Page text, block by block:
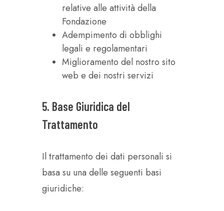
relative alle attività della
Fondazione
Adempimento di obblighi
legali e regolamentari
Miglioramento del nostro sito
web e dei nostri servizi
5. Base Giuridica del
Trattamento
Il trattamento dei dati personali si
basa su una delle seguenti basi
giuridiche: